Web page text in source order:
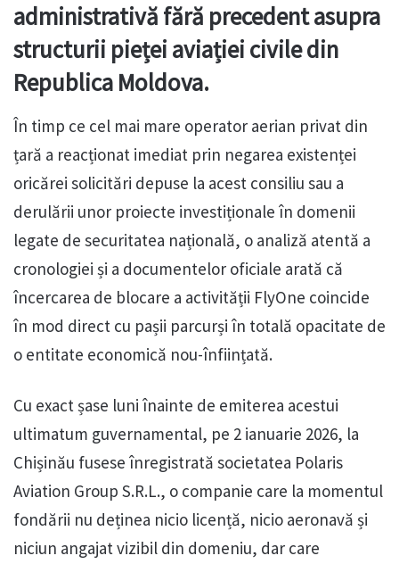
administrativă fără precedent asupra
structurii pieței aviației civile din
Republica Moldova.
În timp ce cel mai mare operator aerian privat din
țară a reacționat imediat prin negarea existenței
oricărei solicitări depuse la acest consiliu sau a
derulării unor proiecte investiționale în domenii
legate de securitatea națională, o analiză atentă a
cronologiei și a documentelor oficiale arată că
încercarea de blocare a activității FlyOne coincide
în mod direct cu pașii parcurși în totală opacitate de
o entitate economică nou-înființată.
Cu exact șase luni înainte de emiterea acestui
ultimatum guvernamental, pe 2 ianuarie 2026, la
Chișinău fusese înregistrată societatea Polaris
Aviation Group S.R.L., o companie care la momentul
fondării nu deținea nicio licență, nicio aeronavă și
niciun angajat vizibil din domeniu, dar care